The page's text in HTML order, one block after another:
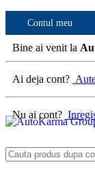
Contul meu
Bine ai venit la
Ai deja cont?
Nu ai cont?